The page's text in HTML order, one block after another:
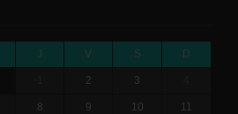
J V S D
2 3
8 9 10 11